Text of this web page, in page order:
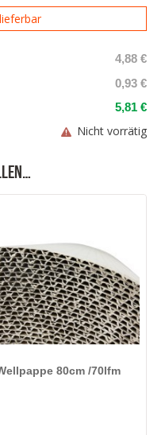
4,88 €
0,93 €
5,81 €
Nicht vorrätig
80cm /70lfm